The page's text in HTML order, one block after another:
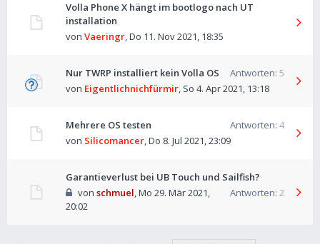
Volla Phone X hängt im bootlogo nach UT
installation
von Vaeringr,Do 11. Nov 2021, 18:35
Nur TWRP installiert kein Volla OS Antworten: 5
von Eigentlichnichfürmir, So 4. Apr 2021, 13:18
Mehrere OS testen Antworten: 4
von Silicomancer,Do 8. Jul 2021, 23:09
Garantieverlust bei UB Touch und Sailfish?
Antworten: 2
von schmuel,Mo 29. Mär 2021,
20:02